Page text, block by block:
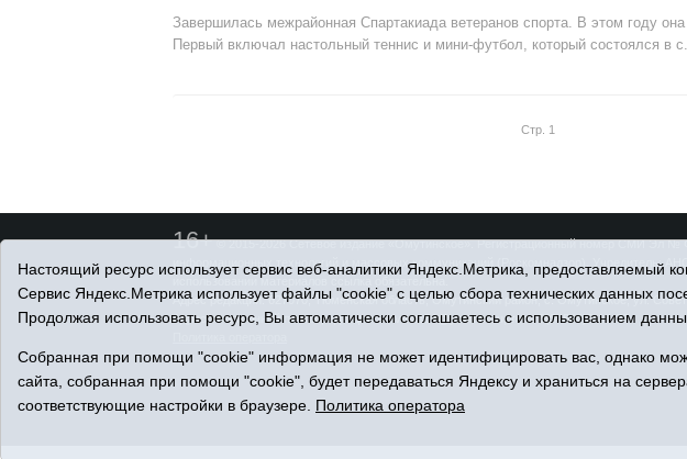
Завершилась межрайонная Спартакиада ветеранов спорта. В этом году
Первый включал настольный теннис и мини-футбол, который состоялся в
Стр. 1
16+© 2015-2026 Сетевое издание «Омутинское». Регистрационный номер СМИ Эл №
информационных технологий и массовых коммуникаций (Роскомнадзор). Учредитель:
использовании материалов ссылка обязательна.
Адрес редакции: 627070, Тюменская область, Омутинский район, с. Омутинское, ул.
Адрес электронной почты редакции: selvest151@yandex.ru, тел.: 8(34544)3-16-73
Настоящий ресурс использует сервис веб-аналитики Яндекс.Метрика,
Сервис Яндекс.Метрика использует файлы "cookie" с целью сбора технических данных
Продолжая использовать ресурс, Вы автоматически соглашаетесь с использованием
Собранная при помощи "cookie" информация не может идентифицировать вас, однако
сайта, собранная при помощи "cookie", будет передаваться Яндексу и храниться на
соответствующие настройки в браузере. Политика оператора